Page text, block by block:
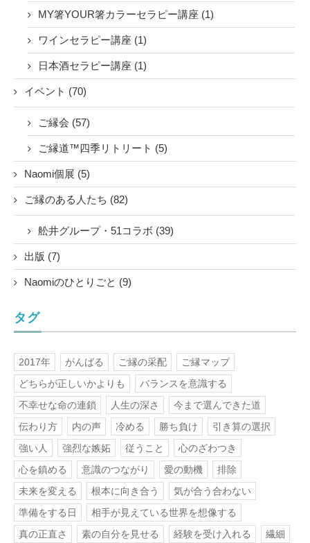
MY箸YOUR箸カラーセラピー講座 (1)
ワインセラピー講座 (1)
日本酒セラピー講座 (1)
イベント (70)
ご縁会 (57)
ご縁道™四季リトリート (5)
Naomi個展 (5)
ご縁のある人たち (82)
舩井グループ・51コラボ (39)
出版 (7)
Naomiのひとりごと (9)
タグ
2017年 がんばる ご縁の采配
ご縁マップ
どちらが正しいかよりも
バランスを意識する
不幸せな命の連鎖
人生の深さ
今まで選んできた道
伝わり方
内の声 冷める 勝ち負け
引き算の選択
強い人
強烈な嫉妬 従うこと
心のざわつき
心を鎮める
意識のつながり 愛の動機
排除
未来を変える
根本に向き合う
気が合う合わない
準備をする日
相手が見えている世界を想像する
真の正直さ
素の自分を見せる 経験を受け入れる
繊細